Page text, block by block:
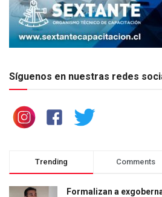
Síguenos en nuestras redes
Trending Comments
Formalizan a